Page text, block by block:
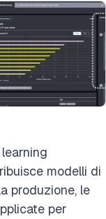
modelli di
produzione, le
per